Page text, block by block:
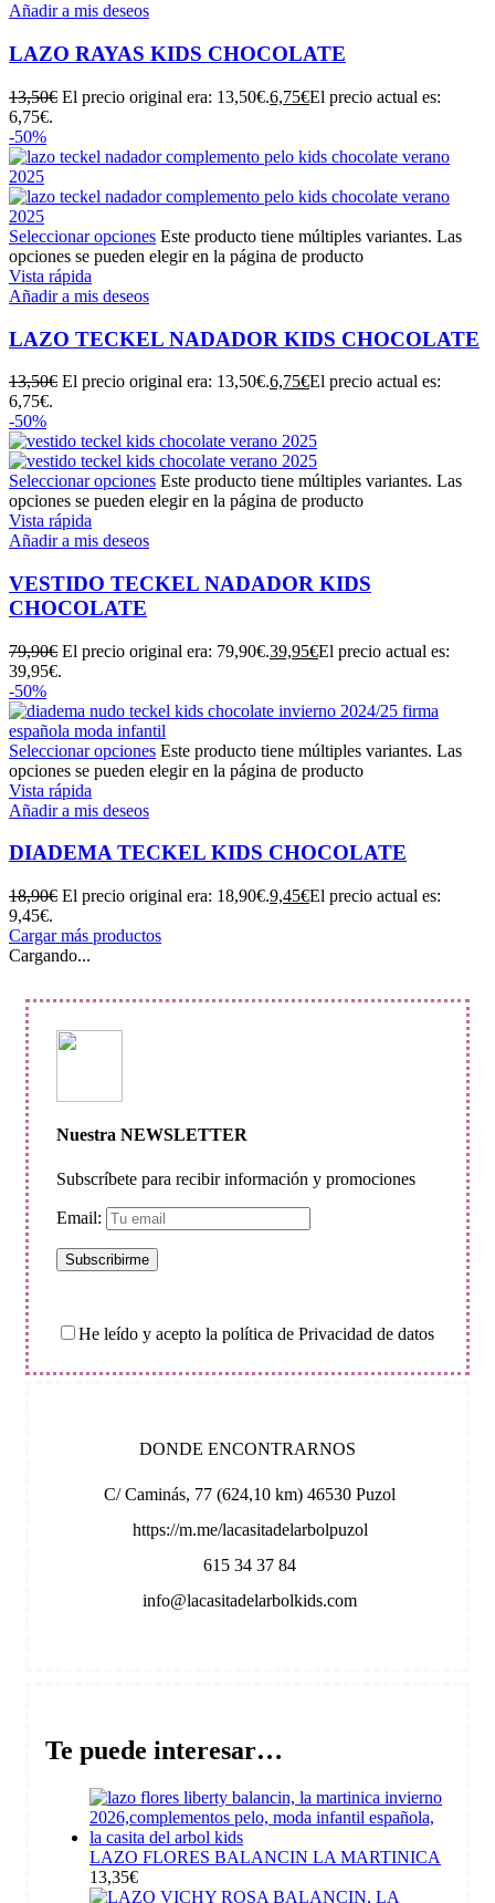
Añadir a mis deseos
LAZO RAYAS KIDS CHOCOLATE
13,50€ El precio original era: 13,50€.6,75€El precio actual es:
6,75€.
-50%
Seleccionar opciones Este producto tiene múltiples variantes. Las
opciones se pueden elegir en la página de producto
Vista rápida
Añadir a mis deseos
LAZO TECKEL NADADOR KIDS CHOCOLATE
13,50€ El precio original era: 13,50€.6,75€El precio actual es:
6,75€.
-50%
Seleccionar opciones Este producto tiene múltiples variantes. Las
opciones se pueden elegir en la página de producto
Vista rápida
Añadir a mis deseos
VESTIDO TECKEL NADADOR KIDS
CHOCOLATE
79,90€ El precio original era: 79,90€.39,95€El precio actual es:
39,95€.
-50%
Seleccionar opciones Este producto tiene múltiples variantes. Las
opciones se pueden elegir en la página de producto
Vista rápida
Añadir a mis deseos
DIADEMA TECKEL KIDS CHOCOLATE
18,90€ El precio original era: 18,90€.9,45€El precio actual es:
9,45€.
Cargar más productos
Cargando...
Nuestra NEWSLETTER
Subscríbete para recibir información y promociones
Email:
He leído y acepto la política de Privacidad de datos
DONDE ENCONTRARNOS
C/ Caminás, 77 (624,10 km) 46530 Puzol
https://m.me/lacasitadelarbolpuzol
615 34 37 84
info@lacasitadelarbolkids.com
Te puede interesar…
LAZO FLORES BALANCIN LA MARTINICA
13,35€